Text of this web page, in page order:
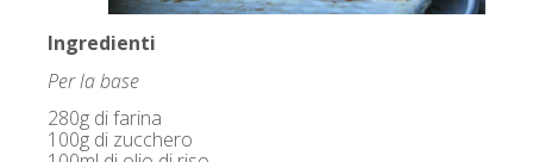
Ingredienti
Per la base
280g di farina
100g di zucchero